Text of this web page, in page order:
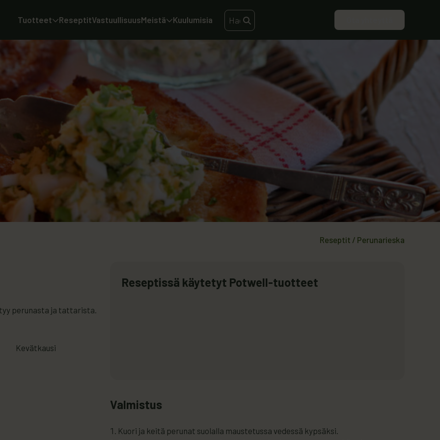
Tuotteet
ReseptitVastuullisuusMeistä
Kuulumisia
Reseptit / Perunarieska
perunasta ja tattarista.
Kevätkausi
Reseptissä käytetyt Potwell-tuotteet
Valmistus
Kuori ja keitä perunat suolalla maustetussa vedessä kypsäksi.